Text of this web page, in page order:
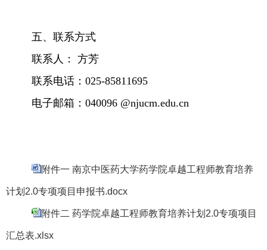
五、联系方式
联系人：
方芳
联系电话： 025-85811695
电子邮箱： 040096@njucm.edu.cn
附件一 南京中医药大学药学院卓越工程师教育培养
计划2.0专项项目申报书.docx
附件二 药学院卓越工程师教育培养计划2.0专项项目
汇总表.xlsx